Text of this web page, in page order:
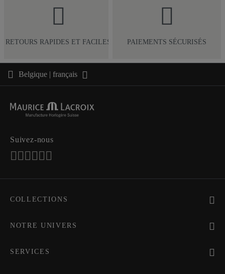
RETOURS RAPIDES ET FACILES PAIEMENTS SÉCURISÉS
Belgique | français
Suivez-nous
COLLECTIONS
AIKON
PONTOS
NOTRE UNIVERS
Pressroom
SERVICES